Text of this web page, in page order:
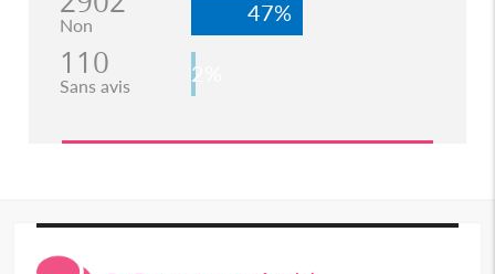
Non 47%
110
Sans avis 2%